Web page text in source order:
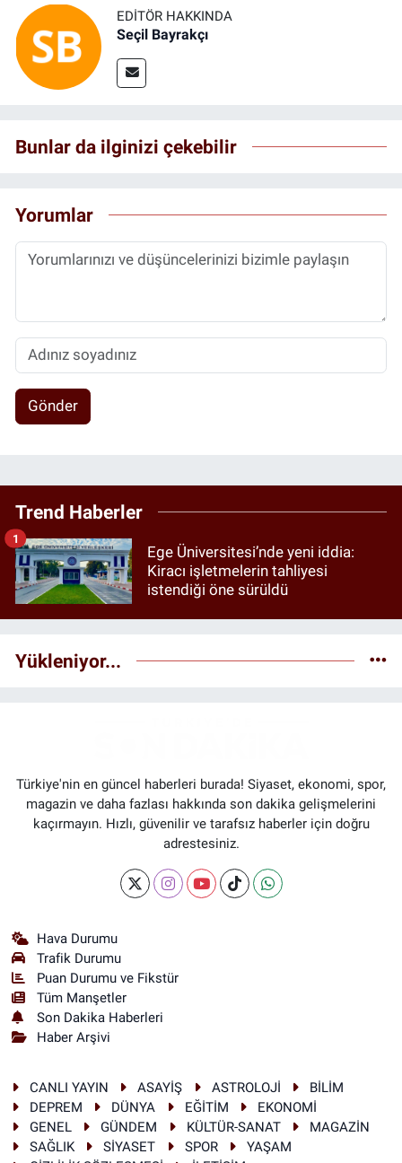
EDITÖR HAKKINDA
Seçil Bayrakçı
Bunlar da ilginizi çekebilir
Yorumlar
Gönder
Trend Haberler
Ege Üniversitesi’nde yeni iddia:
Kiracı işletmelerin tahliyesi
istendiği öne sürüldü
1
Yükleniyor...
Türkiye'nin en güncel haberleri burada! Siyaset, ekonomi, spor,
magazin ve daha fazlası hakkında son dakika gelişmelerini
kaçırmayın. Hızlı, güvenilir ve tarafsız haberler için doğru
adrestesiniz.
Hava Durumu
Trafik Durumu
Puan Durumu ve Fikstür
Tüm Manşetler
Son Dakika Haberleri
Haber Arşivi
CANLI YAYIN ASAYİŞ ASTROLOJİ
BİLİM
DEPREM
DÜNYA EĞİTİM
EKONOMİ
GENEL
GÜNDEM KÜLTÜR-SANAT
MAGAZİN
SAĞLIK
SİYASET SPOR
YAŞAM